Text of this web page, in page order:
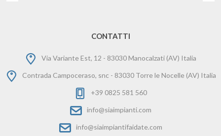
CONTATTI
Via Variante Est, 12 - 83030 Manocalzati (AV) Italia
Contrada Campoceraso, snc - 83030 Torre le Nocelle (AV) Italia
+39 0825 581 560
info@siaimpianti.com
info@siaimpiantifaidate.com